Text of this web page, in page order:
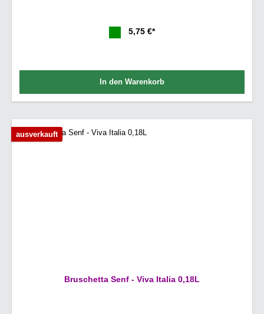
5,75 €*
In den Warenkorb
ausverkauft
Bruschetta Senf - Viva Italia 0,18L